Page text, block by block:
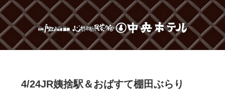
4/24JR姨捨駅＆おばすて棚田ぶらり